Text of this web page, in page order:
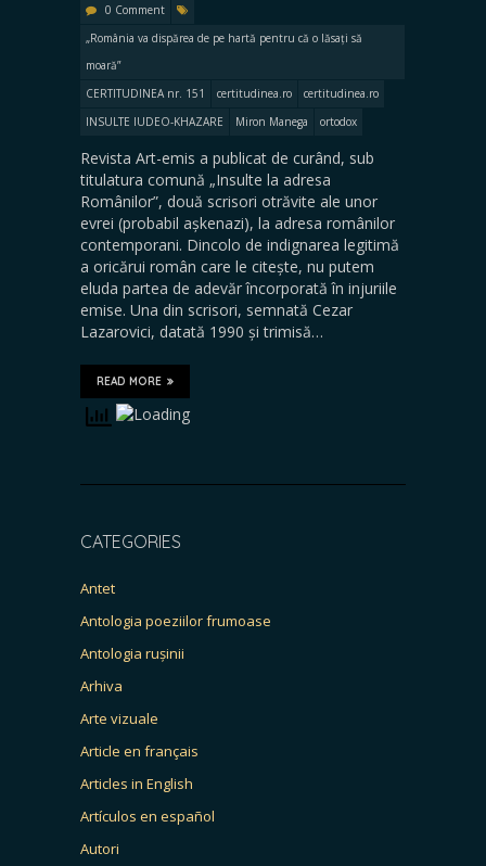
0 Comment
„România va dispărea de pe hartă pentru că o lăsați să
moară”
CERTITUDINEA nr. 151
certitudinea.ro
certitudinea.ro
INSULTE IUDEO-KHAZARE
Miron Manega ortodox
Revista Art-emis a publicat de curând, sub
titulatura comună „Insulte la adresa
Românilor”, două scrisori otrăvite ale unor
evrei (probabil așkenazi), la adresa românilor
contemporani. Dincolo de indignarea legitimă
a oricărui român care le citește, nu putem
eluda partea de adevăr încorporată în injuriile
emise. Una din scrisori, semnată Cezar
Lazarovici, datată 1990 și trimisă…
READ MORE
CATEGORIES
Antet
Antologia poeziilor frumoase
Antologia rușinii
Arhiva
Arte vizuale
Article en français
Articles in English
Artículos en español
Autori